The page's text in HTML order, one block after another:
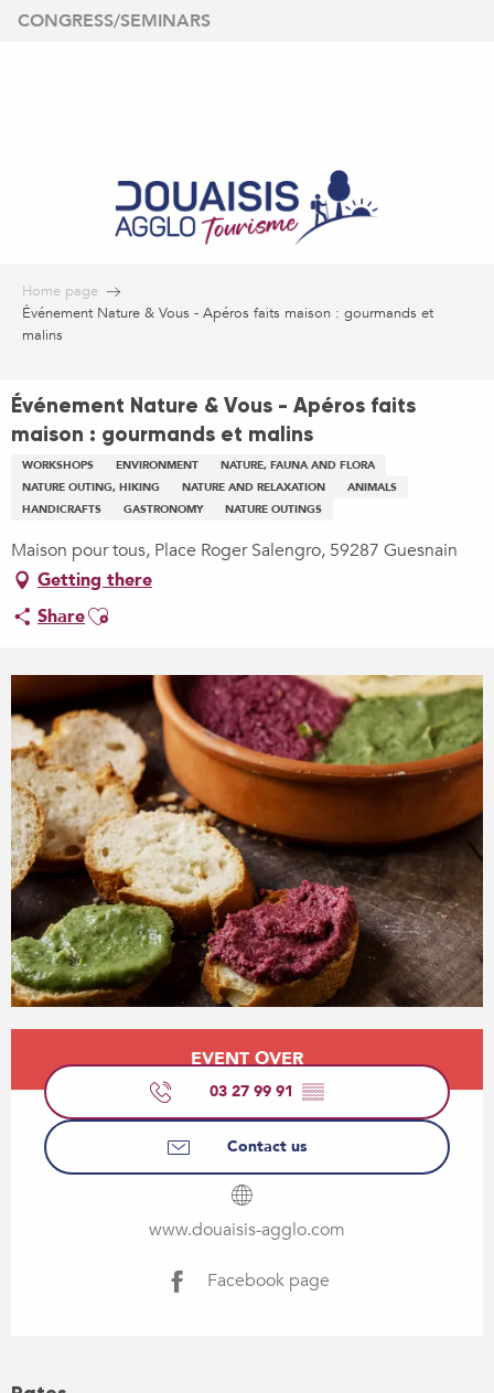
Aller
CONGRESS/SEMINARS
Home page
Événement Nature & Vous - Apéros faits maison : gourmands et
malins
Événement Nature & Vous - Apéros faits
maison : gourmands et malins
WORKSHOPS ENVIRONMENT
NATURE, FAUNA AND FLORA
NATURE OUTING, HIKING
NATURE AND RELAXATION
ANIMALS
HANDICRAFTS
GASTRONOMY NATURE OUTINGS
Maison pour tous, Place Roger Salengro, 59287 Guesnain
Getting there
ShareAjouter aux favoris
Opening hours & contact details
EVENT OVER
03 27 99 91 ▒▒
Contact us
www.douaisis-agglo.com
Facebook page